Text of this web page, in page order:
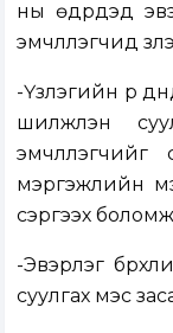
ны өдрүүдэд
эмчлүүлэгчид
-Үзлэгийн үр
шилжүүлэн
мэргэжлийн
сэргээх
-Эвэрлэг
суулгах мэс